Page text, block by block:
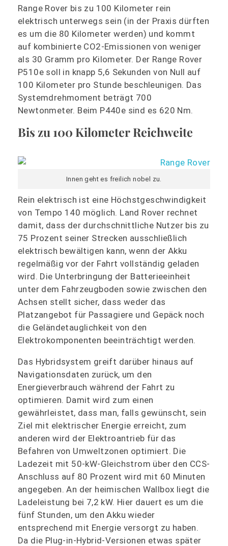
Range Rover bis zu 100 Kilometer rein
elektrisch unterwegs sein (in der Praxis dürften
es um die 80 Kilometer werden) und kommt
auf kombinierte CO2-Emissionen von weniger
als 30 Gramm pro Kilometer. Der Range Rover
P510e soll in knapp 5,6 Sekunden von Null auf
100 Kilometer pro Stunde beschleunigen. Das
Systemdrehmoment beträgt 700
Newtonmeter. Beim P440e sind es 620 Nm.
Bis zu 100 Kilometer Reichweite
Innen geht es freilich nobel zu.
Rein elektrisch ist eine Höchstgeschwindigkeit
von Tempo 140 möglich. Land Rover rechnet
damit, dass der durchschnittliche Nutzer bis zu
75 Prozent seiner Strecken ausschließlich
elektrisch bewältigen kann, wenn der Akku
regelmäßig vor der Fahrt vollständig geladen
wird. Die Unterbringung der Batterieeinheit
unter dem Fahrzeugboden sowie zwischen den
Achsen stellt sicher, dass weder das
Platzangebot für Passagiere und Gepäck noch
die Geländetauglichkeit von den
Elektrokomponenten beeinträchtigt werden.
Das Hybridsystem greift darüber hinaus auf
Navigationsdaten zurück, um den
Energieverbrauch während der Fahrt zu
optimieren. Damit wird zum einen
gewährleistet, dass man, falls gewünscht, sein
Ziel mit elektrischer Energie erreicht, zum
anderen wird der Elektroantrieb für das
Befahren von Umweltzonen optimiert. Die
Ladezeit mit 50-kW-Gleichstrom über den CCS-
Anschluss auf 80 Prozent wird mit 60 Minuten
angegeben. An der heimischen Wallbox liegt die
Ladeleistung bei 7,2 kW. Hier dauert es um die
fünf Stunden, um den Akku wieder
entsprechend mit Energie versorgt zu haben.
Da die Plug-in-Hybrid-Versionen etwas später